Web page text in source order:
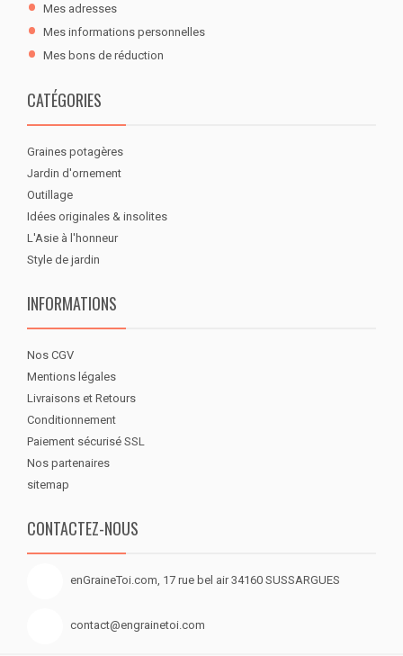
Mes adresses
Mes informations personnelles
Mes bons de réduction
CATÉGORIES
Graines potagères
Jardin d'ornement
Outillage
Idées originales & insolites
L'Asie à l'honneur
Style de jardin
INFORMATIONS
Nos CGV
Mentions légales
Livraisons et Retours
Conditionnement
Paiement sécurisé SSL
Nos partenaires
sitemap
CONTACTEZ-NOUS
enGraineToi.com, 17 rue bel air 34160 SUSSARGUES
contact@engrainetoi.com